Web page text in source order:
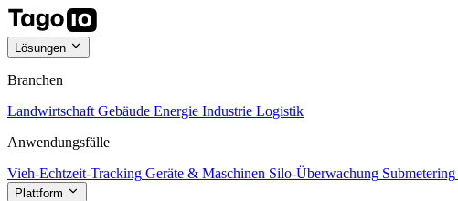
Lösungen
Branchen
Landwirtschaft Gebäude Energie Industrie Logistik
Anwendungsfälle
Vieh-Echtzeit-Tracking Geräte & Maschinen Silo-Überwachung Submetering
Plattform